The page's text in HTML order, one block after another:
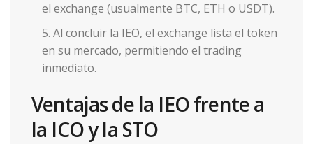
el exchange (usualmente BTC, ETH o USDT).
Al concluir la IEO, el exchange lista el token
en su mercado, permitiendo el trading
inmediato.
Ventajas de la IEO frente a
la ICO y la STO